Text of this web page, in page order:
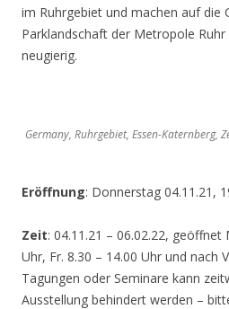
im Ruhrgebiet und machen auf die
Parklandschaft der Metropole
neugierig.
Germany, Ruhrgebiet, Essen-Katernberg,
Eröffnung: Donnerstag 04.11.21,
Zeit: 04.11.21 – 06.02.22, geöffnet
Uhr, Fr. 8.30 – 14.00 Uhr und nach
Tagungen oder Seminare kann
Ausstellung behindert werden –